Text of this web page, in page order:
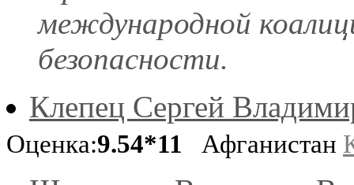
международной
безопасности.
Клепец Сергей
Оценка:9.54*11 Афганистан